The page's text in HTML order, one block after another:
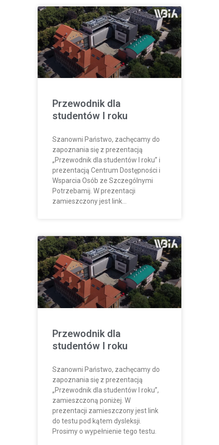
Przewodnik dla
studentów I roku
Szanowni Państwo, zachęcamy do
zapoznania się z prezentacją
„Przewodnik dla studentów I roku” i
prezentacją Centrum Dostępności i
Wsparcia Osób ze Szczególnymi
Potrzebamij. W prezentacji
zamieszczony jest link…
Przewodnik dla
studentów I roku
Szanowni Państwo, zachęcamy do
zapoznania się z prezentacją
„Przewodnik dla studentów I roku”,
zamieszczoną poniżej. W
prezentacji zamieszczony jest link
do testu pod kątem dysleksji.
Prosimy o wypełnienie tego testu.